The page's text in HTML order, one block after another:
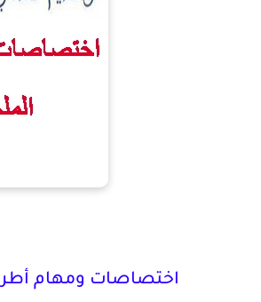
اختصاصات ومهام أطر